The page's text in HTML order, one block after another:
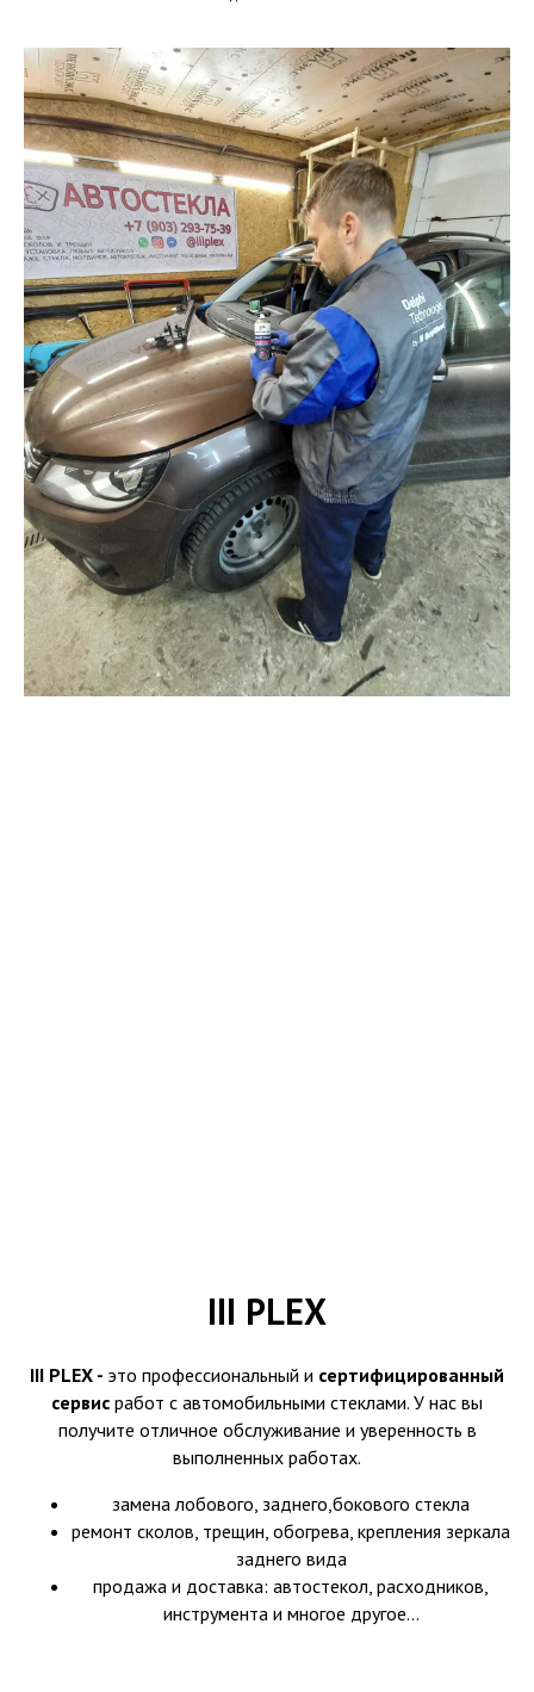
III PLEX
III PLEX - это профессиональный и сертифицированный
сервис работ с автомобильными стеклами. У нас вы
получите отличное обслуживание и уверенность в
выполненных работах.
замена лобового, заднего,бокового стекла
ремонт сколов, трещин, обогрева, крепления зеркала
заднего вида
продажа и доставка: автостекол, расходников,
инструмента и многое другое...